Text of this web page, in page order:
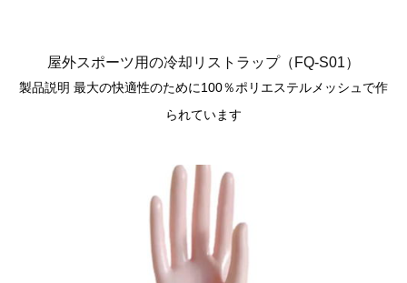
屋外スポーツ用の冷却リストラップ（FQ-S01）
製品説明 最大の快適性のために100％ポリエステルメッシュで作
られています